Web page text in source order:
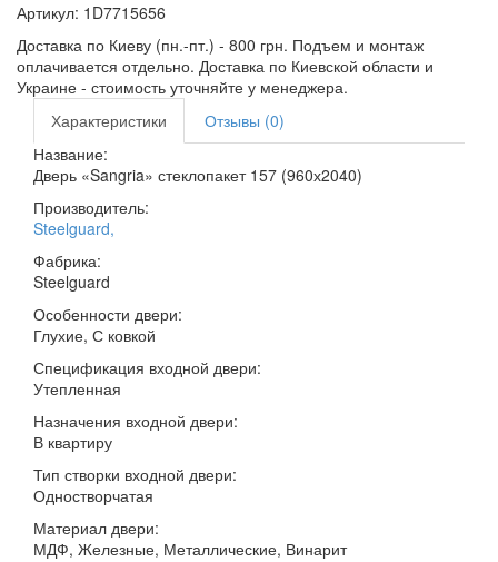
Артикул: 1D7715656
Доставка по Киеву (пн.-пт.) - 800 грн. Подъем и монтаж
оплачивается отдельно. Доставка по Киевской области и
Украине - стоимость уточняйте у менеджера.
Характеристики
Отзывы (0)
Название:
Дверь «Sangria» стеклопакет 157 (960х2040)
Производитель:
Steelguard,
Фабрика:
Steelguard
Особенности двери:
Глухие, С ковкой
Спецификация входной двери:
Утепленная
Назначения входной двери:
В квартиру
Тип створки входной двери:
Одностворчатая
Материал двери:
МДФ, Железные, Металлические, Винарит